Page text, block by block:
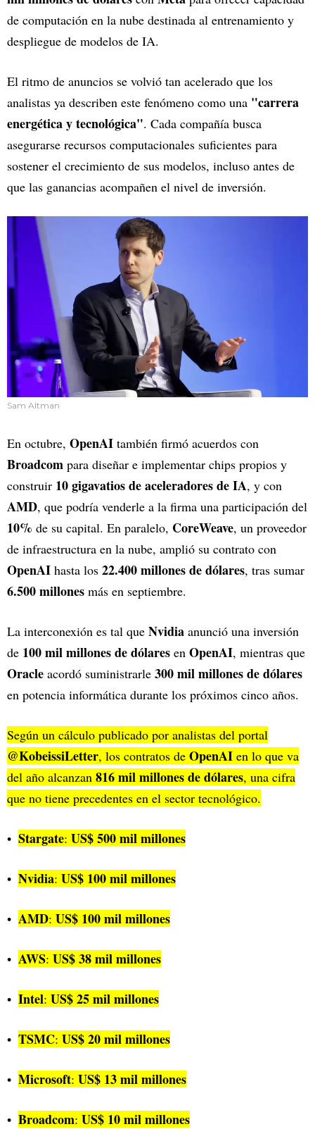
de computación en la nube destinada al entrenamiento y
despliegue de modelos de IA.
El ritmo de anuncios se volvió tan acelerado que los
analistas ya describen este fenómeno como una "carrera
energética y tecnológica". Cada compañía busca
asegurarse recursos computacionales suficientes para
sostener el crecimiento de sus modelos, incluso antes de
que las ganancias acompañen el nivel de inversión.
Sam Altman
En octubre, OpenAI también firmó acuerdos con
Broadcom para diseñar e implementar chips propios y
construir 10 gigavatios de aceleradores de IA, y con
AMD, que podría venderle a la firma una participación del
10% de su capital. En paralelo, CoreWeave, un proveedor
de infraestructura en la nube, amplió su contrato con
OpenAI hasta los 22.400 millones de dólares, tras sumar
6.500 millones más en septiembre.
La interconexión es tal que Nvidia anunció una inversión
de 100 mil millones de dólares en OpenAI, mientras que
Oracle acordó suministrarle 300 mil millones de dólares
en potencia informática durante los próximos cinco años.
Según un cálculo publicado por analistas del portal
@KobeissiLetter, los contratos de OpenAI en lo que va
del año alcanzan 816 mil millones de dólares, una cifra
que no tiene precedentes en el sector tecnológico.
Stargate: US$ 500 mil millones
Nvidia: US$ 100 mil millones
AMD: US$ 100 mil millones
AWS: US$ 38 mil millones
Intel: US$ 25 mil millones
TSMC: US$ 20 mil millones
Microsoft: US$ 13 mil millones
Broadcom: US$ 10 mil millones